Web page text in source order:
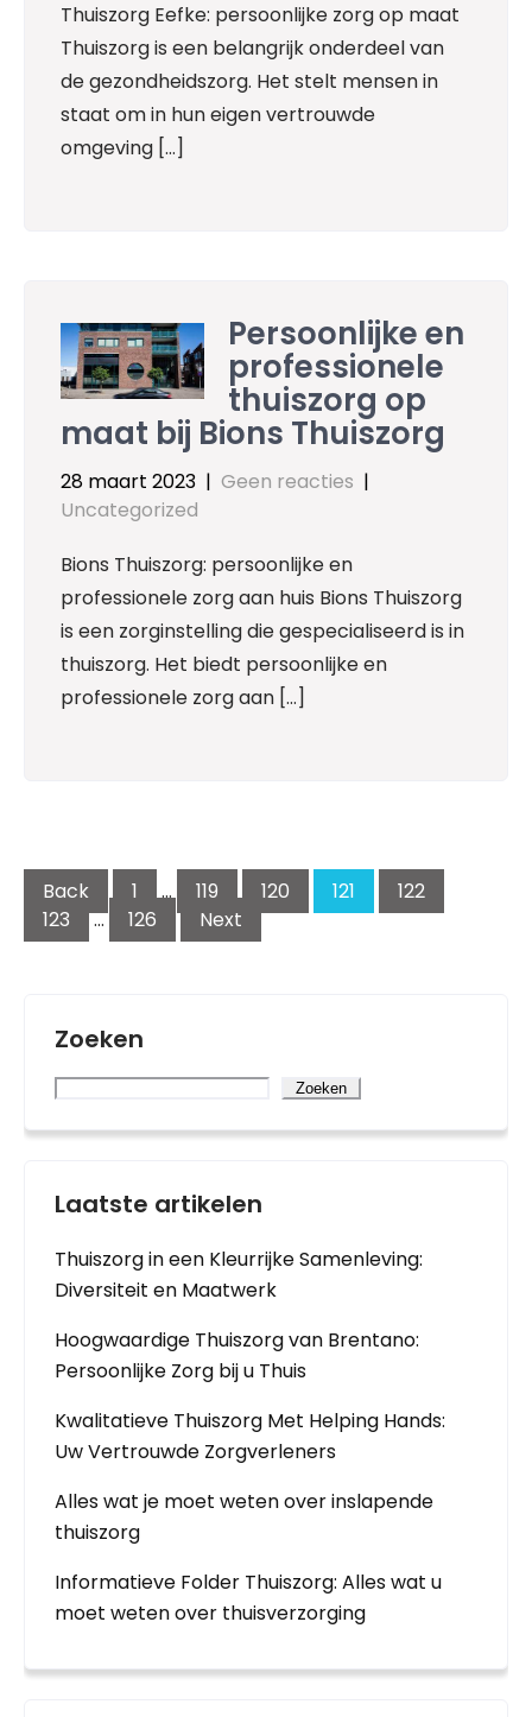
Thuiszorg Eefke: persoonlijke zorg op maat
Thuiszorg is een belangrijk onderdeel van
de gezondheidszorg. Het stelt mensen in
staat om in hun eigen vertrouwde
omgeving […]
Persoonlijke en
professionele
thuiszorg op
maat bij Bions Thuiszorg
28 maart 2023 | Geen reacties |
Uncategorized
Bions Thuiszorg: persoonlijke en
professionele zorg aan huis Bions Thuiszorg
is een zorginstelling die gespecialiseerd is in
thuiszorg. Het biedt persoonlijke en
professionele zorg aan […]
pagination
Back 1 … 119 120 121
122
123
… 126 Next
Zoeken
Zoeken
Laatste artikelen
Thuiszorg in een Kleurrijke Samenleving:
Diversiteit en Maatwerk
Hoogwaardige Thuiszorg van Brentano:
Persoonlijke Zorg bij u Thuis
Kwalitatieve Thuiszorg Met Helping Hands:
Uw Vertrouwde Zorgverleners
Alles wat je moet weten over inslapende
thuiszorg
Informatieve Folder Thuiszorg: Alles wat u
moet weten over thuisverzorging